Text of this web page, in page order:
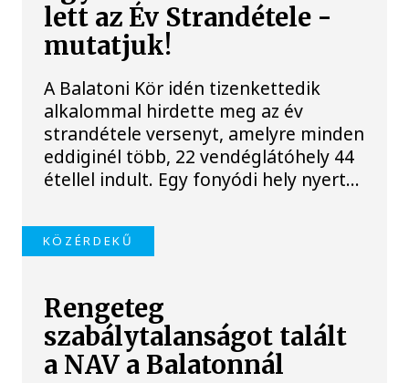
lett az Év Strandétele -
mutatjuk!
A Balatoni Kör idén tizenkettedik
alkalommal hirdette meg az év
strandétele versenyt, amelyre minden
eddiginél több, 22 vendéglátóhely 44
étellel indult. Egy fonyódi hely nyert...
KÖZÉRDEKŰ
Rengeteg
szabálytalanságot talált
a NAV a Balatonnál